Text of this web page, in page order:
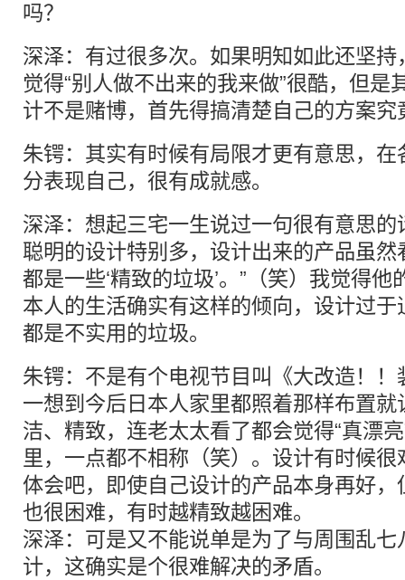
吗？
深泽：有过很多次。如果明知如此还坚
觉得“别人做不出来的我来做”很酷，但是
计不是赌博，首先得搞清楚自己的方案究
朱锷：其实有时候有局限才更有意思，
分表现自己，很有成就感。
深泽：想起三宅一生说过一句很有意思的
聪明的设计特别多，设计出来的产品虽
都是一些‘精致的垃圾’。”（笑）我觉得
本人的生活确实有这样的倾向，设计过
都是不实用的垃圾。
朱锷：不是有个电视节目叫《大改造！
一想到今后日本人家里都照着那样布置
洁、精致，连老太太看了都会觉得“真漂
里，一点都不相称（笑）。设计有时候
体会吧，即使自己设计的产品本身再好
也很困难，有时越精致越困难。
深泽：可是又不能说单是为了与周围乱
计，这确实是个很难解决的矛盾。